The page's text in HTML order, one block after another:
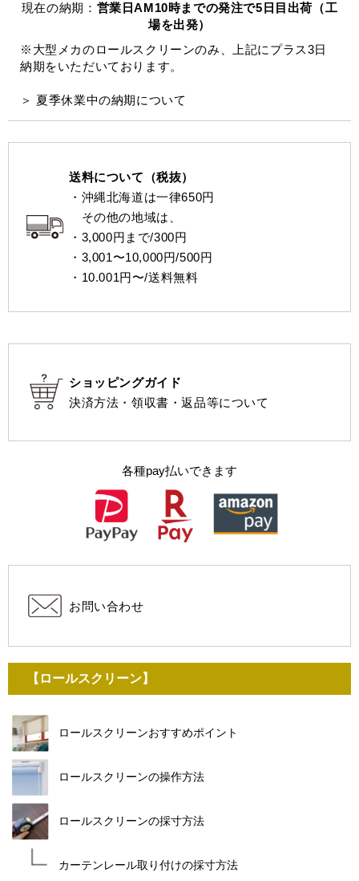
現在の納期： 営業日AM10時までの発注で5日目出荷（工
場を出発）
※大型メカのロールスクリーンのみ、上記にプラス3日
納期をいただいております。
＞ 夏季休業中の納期について
送料について（税抜）
・沖縄北海道は一律650円
その他の地域は、
・3,000円まで/300円
・3,001〜10,000円/500円
・10.001円〜/送料無料
ショッピングガイド
決済方法・領収書・返品等について
各種pay払いできます
お問い合わせ
【ロールスクリーン】
ロールスクリーンおすすめポイント
ロールスクリーンの操作方法
ロールスクリーンの採寸方法
カーテンレール取り付けの採寸方法